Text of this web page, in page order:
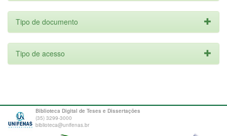
Tipo de documento
Tipo de acesso
Biblioteca Digital de Teses e Dissertações
(35) 3299-3000
biblioteca@unifenas.br